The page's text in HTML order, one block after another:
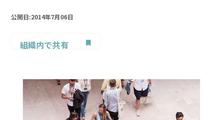
公開日:2014年7月06日
組織内で共有